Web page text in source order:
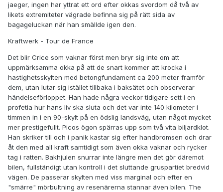
jaeger, ingen har yttrat ett ord efter okkas svordom då två av
likets extremiteter vägrade befinna sig på rätt sida av
bagageluckan när han smällde igen den.
Kraftwerk - Tour de France
Det blir Crice som vaknar först men bryr sig inte om att
uppmärksamma okka på att de snart kommer att krocka i
hastighetsskylten med betongfundament ca 200 meter framför
dem, utan lutar sig istället tillbaka i baksätet och observerar
händelseförloppet. Han hade några veckor tidigare sett i en
profetia hur hans liv ska sluta och det var inte 140 kilometer i
timmen in i en 90-skylt på en ödslig landsväg, utan något mycket
mer prestigefullt. Picos ögon spärras upp som två vita biljardklot.
Han skriker till och i panik kastar sig efter handbromsen och drar
åt den med all kraft samtidigt som även okka vaknar och rycker
tag i ratten. Bakhjulen snurrar inte längre men det gör däremot
bilen, fullständigt utan kontroll i det sluttande gruspartiet bredvid
vägen. De passerar skylten med viss marginal och efter en
"smärre" mörbultning av resenärerna stannar även bilen. The